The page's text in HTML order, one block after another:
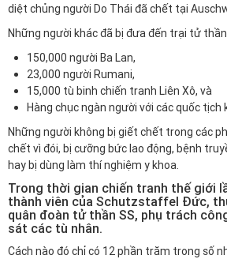
diệt chủng người Do Thái đã chết tại
Những người khác đã bị đưa đến trại tử
150,000 người Ba Lan,
23,000 người Rumani,
15,000 tù binh chiến tranh Liên Xô, và
Hàng chục ngàn người với các quốc tịch
Những người không bị giết chết trong các
chết vì đói, bị cưỡng bức lao động, bệnh
hay bị dùng làm thí nghiệm y khoa.
Trong thời gian chiến tranh thế giới
thành viên của Schutzstaffel Đức,
quân đoàn tử thần SS, phụ trách
sát các tù nhân.
Cách nào đó chỉ có 12 phần trăm trong số